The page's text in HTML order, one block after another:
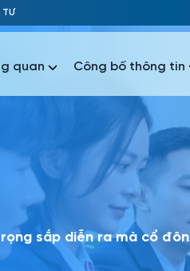
TƯ
Phổ biến nhất
Báo cáo tài
quan Công bố thông tin
Phổ biến nhất
sắp diễn ra mà cổ